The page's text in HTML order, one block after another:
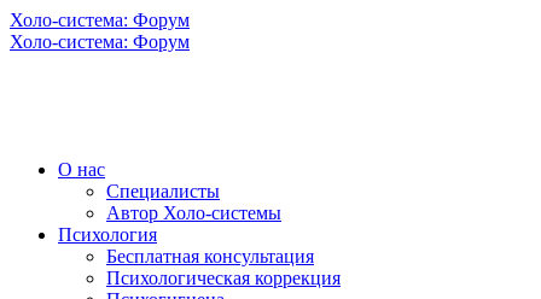
Холо-система: Форум
Холо-система: Форум
О нас
Специалисты
Автор Холо-системы
Психология
Бесплатная консультация
Психологическая коррекция